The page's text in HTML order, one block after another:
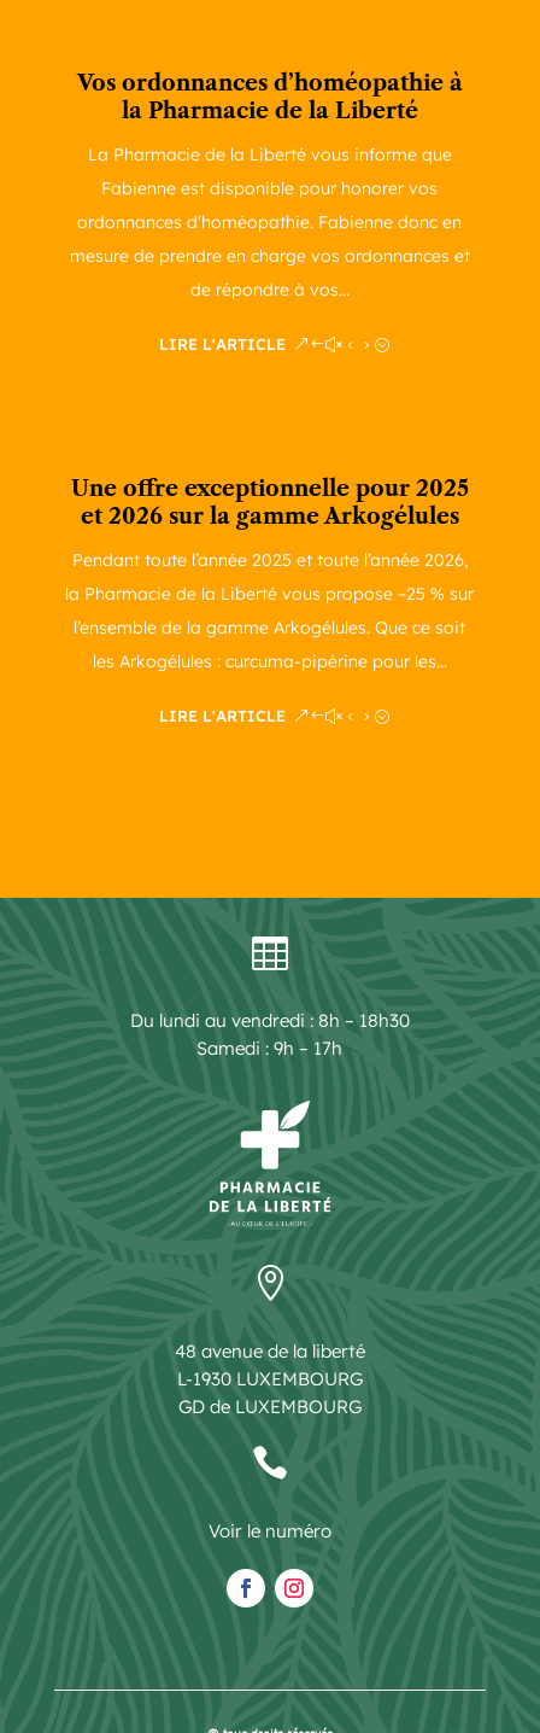
Vos ordonnances d’homéopathie à
la Pharmacie de la Liberté
La Pharmacie de la Liberté vous informe que
Fabienne est disponible pour honorer vos
ordonnances d'homéopathie. Fabienne donc en
mesure de prendre en charge vos ordonnances et
de répondre à vos...
LIRE L'ARTICLE
Une offre exceptionnelle pour 2025
et 2026 sur la gamme Arkogélules
Pendant toute l’année 2025 et toute l’année 2026,
la Pharmacie de la Liberté vous propose –25 % sur
l’ensemble de la gamme Arkogélules. Que ce soit
les Arkogélules : curcuma-pipérine pour les...
LIRE L'ARTICLE

Du lundi au vendredi : 8h – 18h30
Samedi : 9h – 17h

48 avenue de la liberté
L-1930 LUXEMBOURG
GD de LUXEMBOURG

Voir le numéro